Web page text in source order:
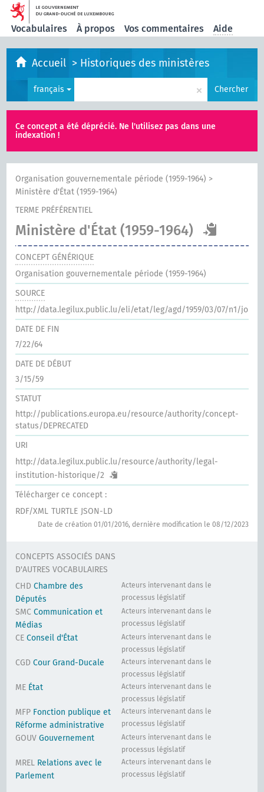
Vocabulaires À propos Vos commentaires Aide
Accueil > Historiques des ministères
français × Chercher
Ce concept a été déprécié. Ne l'utilisez pas dans une
indexation !
Organisation gouvernementale période (1959-1964) >
Ministère d'État (1959-1964)
TERME PRÉFÉRENTIEL
Ministère d'État (1959-1964)
CONCEPT GÉNÉRIQUE
Organisation gouvernementale période (1959-1964)
SOURCE
http://data.legilux.public.lu/eli/etat/leg/agd/1959/03/07/n1/jo
DATE DE FIN
7/22/64
DATE DE DÉBUT
3/15/59
STATUT
http://publications.europa.eu/resource/authority/concept-
status/DEPRECATED
URI
http://data.legilux.public.lu/resource/authority/legal-
institution-historique/2
Télécharger ce concept :
RDF/XML TURTLE JSON-LD
Date de création 01/01/2016, dernière modification le 08/12/2023
CONCEPTS ASSOCIÉS DANS
D'AUTRES VOCABULAIRES
CHDChambre des
Députés
Acteurs intervenant dans le
processus législatif
SMCCommunication et
Médias
Acteurs intervenant dans le
processus législatif
CEConseil d'État
Acteurs intervenant dans le
processus législatif
CGDCour Grand-Ducale
Acteurs intervenant dans le
processus législatif
ME État
Acteurs intervenant dans le
processus législatif
MFP Fonction publique et
Réforme administrative
Acteurs intervenant dans le
processus législatif
GOUVGouvernement
Acteurs intervenant dans le
processus législatif
MREL Relations avec le
Parlement
Acteurs intervenant dans le
processus législatif